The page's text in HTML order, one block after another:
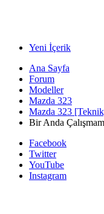
Yeni İçerik
Ana Sayfa
Forum
Modeller
Mazda 323
Mazda 323
Bir Anda
Facebook
Twitter
YouTube
Instagram